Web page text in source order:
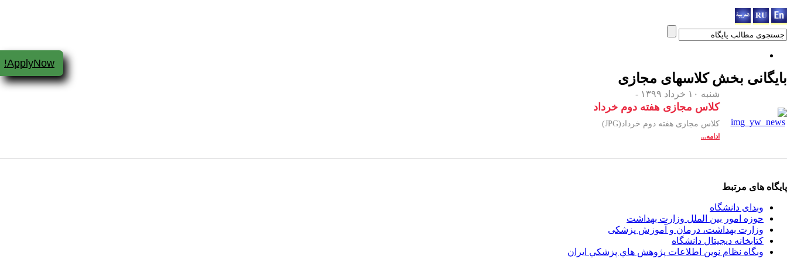
ApplyNow!
بایگانی بخشکلاسهای مجازی
شنبه ۱۰ خرداد ۱۳۹۹ -
کلاس مجازی هفته دوم خرداد
کلاس مجازی هفته دوم خرداد(JPG)
ادامه...
پایگاه های مرتبط
وبدای دانشگاه
حوزه امور بین الملل وزارت بهداشت
وزارت بهداشت، درمان و آموزش پزشکی
کتابخانه دیجیتال دانشگاه
وبگاه نظام نوين اطلاعات پژوهش هاي پزشكي ايران